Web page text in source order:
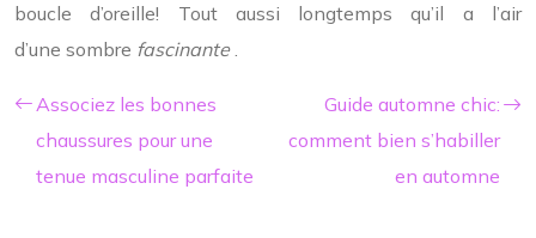
boucle d’oreille! Tout aussi longtemps qu’il a l’air
d’une sombre fascinante.
Associez les bonnes
chaussures pour une
tenue masculine parfaite
Guide automne chic:
comment bien s’habiller
en automne